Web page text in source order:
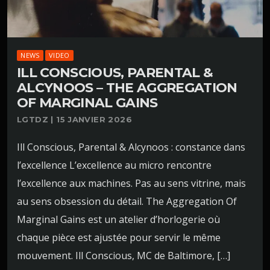
NEWS VIDEO
ILL CONSCIOUS, PARENTAL &
ALCYNOOS – THE AGGREGATION
OF MARGINAL GAINS
LGTDZ | 15 JANVIER 2026
Ill Conscious, Parental & Alcynoos : constance dans
l’excellence L’excellence au micro rencontre
l’excellence aux machines. Pas au sens vitrine, mais
au sens obsession du détail. The Aggregation Of
Marginal Gains est un atelier d’horlogerie où
chaque pièce est ajustée pour servir le même
mouvement. Ill Conscious, MC de Baltimore, […]